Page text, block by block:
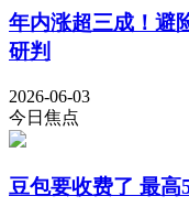
年内涨超三成！避
研判
2026-06-03
今日焦点
豆包要收费了 最高